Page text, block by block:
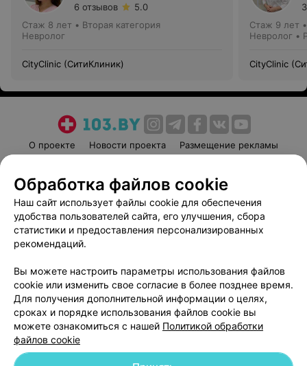
6 отзывов
5.0
Стаж 8 лет • Вторая категория
Невролог
CityClinic (СитиКлиник)
Стаж 9 лет
Невролог •
CityClinic
О проекте Новости проекта
Размещение рекламы
Пользовательское соглашение
Способы оплаты
Вакансии
Партнеры
Написать руководителю 103.by
Обработка персональных данных
Обработка файлов cookie
Наш сайт использует файлы cookie для обеспечения
удобства пользователей сайта, его улучшения, сбора
статистики и предоставления персонализированных
рекомендаций.
Вы можете настроить параметры использования файлов
cookie или изменить свое согласие в более позднее время.
Для получения дополнительной информации о целях,
сроках и порядке использования файлов cookie вы
можете ознакомиться с нашей Политикой обработки
файлов cookie